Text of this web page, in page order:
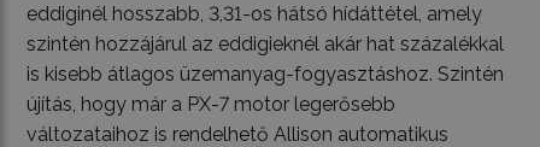
eddiginél hosszabb, 3,31-os hátsó hídáttétel, amely
szintén hozzájárul az eddigieknél akár hat százalékkal
is kisebb átlagos üzemanyag-fogyasztáshoz. Szintén
újítás, hogy már a PX-7 motor legerősebb
változataihoz is rendelhető Allison automatikus